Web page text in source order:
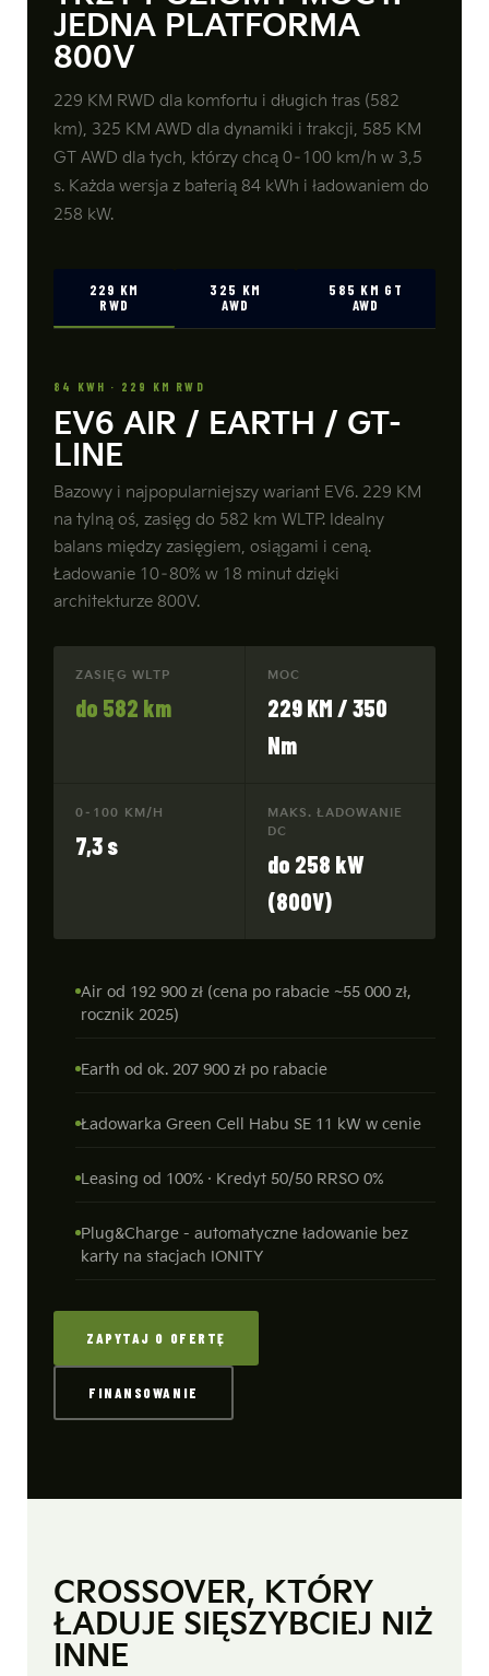
JEDNA PLATFORMA
800V
229 KM RWD dla komfortu i długich tras (582
km), 325 KM AWD dla dynamiki i trakcji, 585 KM
GT AWD dla tych, którzy chcą 0–100 km/h w 3,5
s. Każda wersja z baterią 84 kWh i ładowaniem do
258 kW.
229 KM
RWD
325 KM
AWD
585 KM GT
AWD
84 KWH · 229 KM RWD
EV6 AIR / EARTH / GT-
LINE
Bazowy i najpopularniejszy wariant EV6. 229 KM
na tylną oś, zasięg do 582 km WLTP. Idealny
balans między zasięgiem, osiągami i ceną.
Ładowanie 10–80% w 18 minut dzięki
architekturze 800V.
ZASIĘG WLTP
do 582 km
MOC
229 KM / 350
Nm
0–100 KM/H
7,3 s
MAKS. ŁADOWANIE
DC
do 258 kW
(800V)
Air od 192 900 zł (cena po rabacie ~55 000 zł,
rocznik 2025)
Earth od ok. 207 900 zł po rabacie
Ładowarka Green Cell Habu SE 11 kW w cenie
Leasing od 100% · Kredyt 50/50 RRSO 0%
Plug&Charge - automatyczne ładowanie bez
karty na stacjach IONITY
ZAPYTAJ O OFERTĘ
FINANSOWANIE
CROSSOVER, KTÓRY
ŁADUJE SIĘSZYBCIEJ NIŻ
INNE